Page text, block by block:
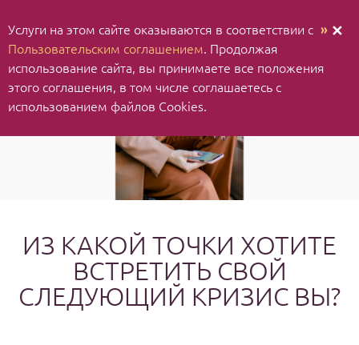
ИЗ КАКОЙ ТОЧКИ ХОТИТЕ
ВСТРЕТИТЬ СВОЙ
СЛЕДУЮЩИЙ КРИЗИС ВЫ?
Услуги на этом сайте оказываются в соответствии с »
Пользовательским соглашением. Продолжая
использование cайта, вы принимаете все положения
этого соглашения, в том числе соглашаетесь с
использованием файлов Cookies.
✕